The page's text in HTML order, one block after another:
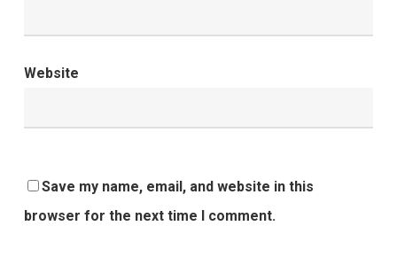
Website
Save my name, email, and website in this
browser for the next time I comment.